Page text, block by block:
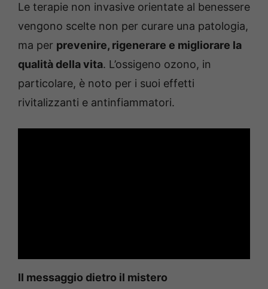
Le terapie non invasive orientate al benessere
vengono scelte non per curare una patologia,
ma per prevenire, rigenerare e migliorare la
qualità della vita. L’ossigeno ozono, in
particolare, è noto per i suoi effetti
rivitalizzanti e antinfiammatori.
Il messaggio dietro il mistero